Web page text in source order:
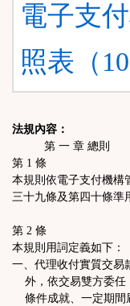
電子支
照表（
法規內容：
第 一 章 總則
第 1 條
本規則依電子支付機構
三十九條及第四十條準
第 2 條
本規則用詞定義如下：
一、代理收付實質交易
外，依交易雙方委任
條件成就、一定期間